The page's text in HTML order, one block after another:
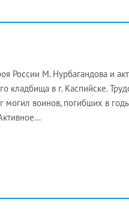
России М. Нурбагандова и
кладбища в г. Каспийске.
могил воинов, погибших в